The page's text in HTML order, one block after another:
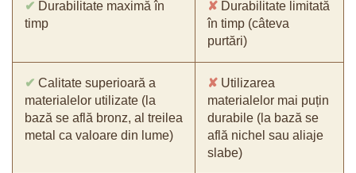
✔ Durabilitate maximă în
timp
✘ Durabilitate limitată
în timp (câteva
purtări)
✔ Calitate superioară a
materialelor utilizate (la
bază se află bronz, al treilea
metal ca valoare din lume)
✘ Utilizarea
materialelor mai puțin
durabile (la bază se
află nichel sau aliaje
slabe)